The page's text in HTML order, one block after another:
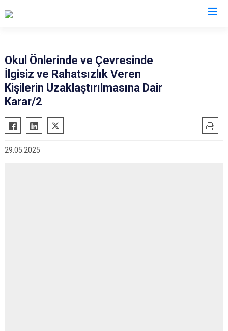
Okul Önlerinde ve Çevresinde
İlgisiz ve Rahatsızlık Veren
Kişilerin Uzaklaştırılmasına Dair
Karar/2
29.05.2025